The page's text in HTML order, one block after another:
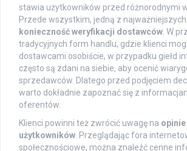
stawia użytkowników przed różnorodnymi
Przede wszystkim, jedną z
konieczność weryfikacji dostawców . W
tradycyjnych form handlu, gdzie klienci
dostawcami osobiście, w przypadku giełd
często są zdani na siebie, aby ocenić
sprzedawców. Dlatego przed podjęciem
warto dokładnie zapoznać się z
oferentów.
Klienci powinni też zwrócić uwagę na
użytkowników . Przeglądając fora
społecznościowe, można znaleźć cenne